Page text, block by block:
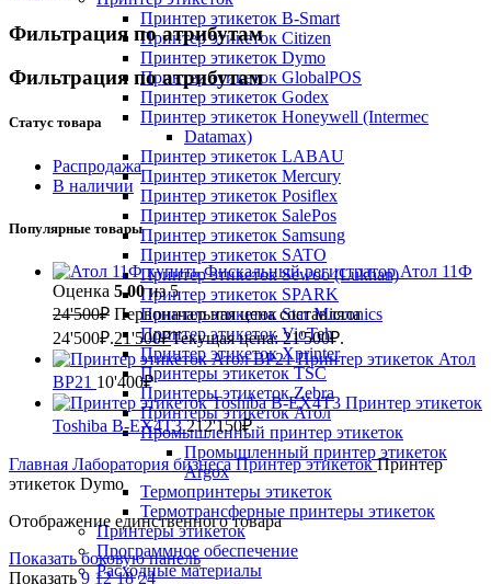
Принтер этикеток B-Smart
Принтер этикеток Citizen
Принтер этикеток Dymo
Принтер этикеток GlobalPOS
Принтер этикеток Godex
Принтер этикеток Honeywell (Intermec
Datamax)
Принтер этикеток LABAU
Принтер этикеток Mercury
Принтер этикеток Posiflex
Принтер этикеток SalePos
Принтер этикеток Samsung
Принтер этикеток SATO
Принтер этикеток Sewoo (Lukhan)
Принтер этикеток SPARK
Принтер этикеток Star Micronics
Принтер этикеток VioTeh
Принтер этикеток Xprinter
Принтеры этикеток TSC
Принтеры этикеток Zebra
Принтеры этикеток Атол
Промышленный принтер этикеток
Промышленный принтер этикеток
Argox
Термопринтеры этикеток
Термотрансферные принтеры этикеток
Принтеры этикеток
Программное обеспечение
Расходные материалы
Фильтрация по атрибутам
Фильтрация по атрибутам
Статус товара
Распродажа
В наличии
Популярные товары
Фискальный регистратор Атол 11Ф
Оценка 5.00из 5
24'500₽ Первоначальная цена составляла
24'500₽.21'500₽Текущая цена: 21'500₽.
Принтер этикеток Атол
BP21 10'400₽
Принтер этикеток
Toshiba B-EX4T3212'150₽
Главная Лаборатория бизнесаПринтер этикетокПринтер
этикеток Dymo
Отображение единственного товара
Показать боковую панель
Показать9 121824